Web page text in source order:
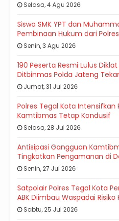
Selasa, 4 Agu 2026
Siswa SMK YPT dan
Pembinaan Hukum dari
Senin, 3 Agu 2026
190 Peserta Resmi Lulus
Ditbinmas Polda Jateng
Jumat, 31 Jul 2026
Polres Tegal Kota Intensifkan
Kamtibmas Tetap Kondusif
Selasa, 28 Jul 2026
Antisipasi Gangguan
Tingkatkan Pengamanan di
Senin, 27 Jul 2026
Satpolair Polres Tegal Kota
ABK Diimbau Waspadai Risiko
Sabtu, 25 Jul 2026